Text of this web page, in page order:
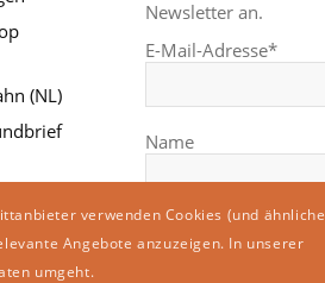
(NL)
Newsletter an.
E-Mail-Adresse*
Name
verwenden Cookies (und ähnliche
Angebote anzuzeigen. In unserer
umgeht.